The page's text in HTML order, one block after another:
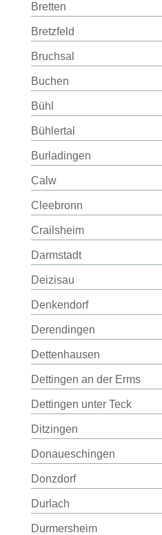
Bretten
Bretzfeld
Bruchsal
Buchen
Bühl
Bühlertal
Burladingen
Calw
Cleebronn
Crailsheim
Darmstadt
Deizisau
Denkendorf
Derendingen
Dettenhausen
Dettingen an der Erms
Dettingen unter Teck
Ditzingen
Donaueschingen
Donzdorf
Durlach
Durmersheim